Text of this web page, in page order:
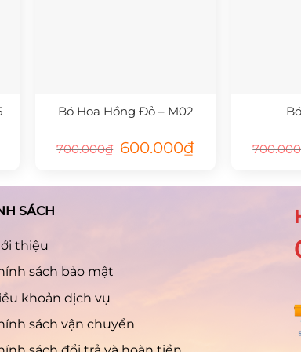
Bó Hoa Hồng Đỏ – M02
700.000₫ Giá
gốc
600.000₫Giá
600.000₫.
700.000
SÁCH
thiệu
sách bảo mật
khoản dịch vụ
sách vận chuyển